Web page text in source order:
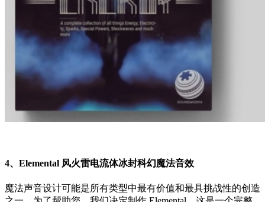
4、Elemental 风火雷电流体冰封科幻魔法音效
魔法声音设计可能是所有类型中最有价值和最具挑战性的创造